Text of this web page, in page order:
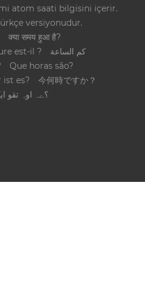
atom saati bilgisini içerir.
versiyonudur.
क्या समय हुआ है?
est-il ?
كم الساعة
Que horas são?
ist es?
今何時ですか？
؟ےہ اوہ تقو